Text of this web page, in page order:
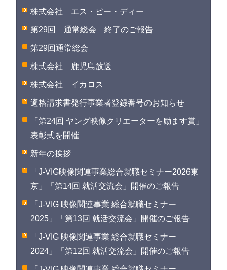
株式会社 エス・ピー・ディー
第29回 通常総会 終了のご報告
第29回通常総会
株式会社 鹿児島放送
株式会社 イカロス
適格請求書発行事業者登録番号のお知らせ
「第24回 ヤング映像クリエーターを励ます賞」
表彰式を開催
新年の挨拶
「J-VIG映像関連事業総合就職セミナー2026東
京」「第14回 就活交流会」開催のご報告
「J-VIG 映像関連事業 総合就職セミナー
2025」「第13回 就活交流会」開催のご報告
「J-VIG 映像関連事業 総合就職セミナー
2024」「第12回 就活交流会」開催のご報告